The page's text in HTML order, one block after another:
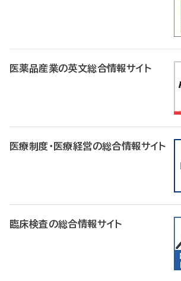
医薬品産業の英文総合情報サイト
医療制度・医療経営の総合情報サイト
臨床検査の総合情報サイト